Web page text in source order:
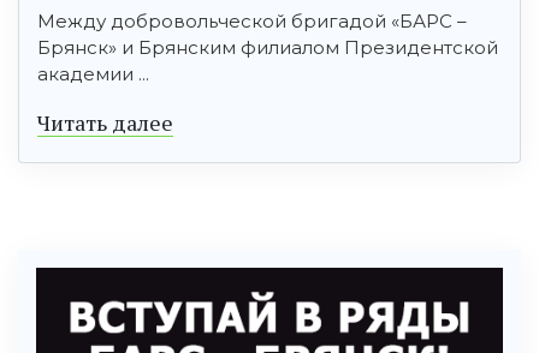
Между добровольческой бригадой «БАРС –
Брянск» и Брянским филиалом Президентской
академии ...
Читать далее